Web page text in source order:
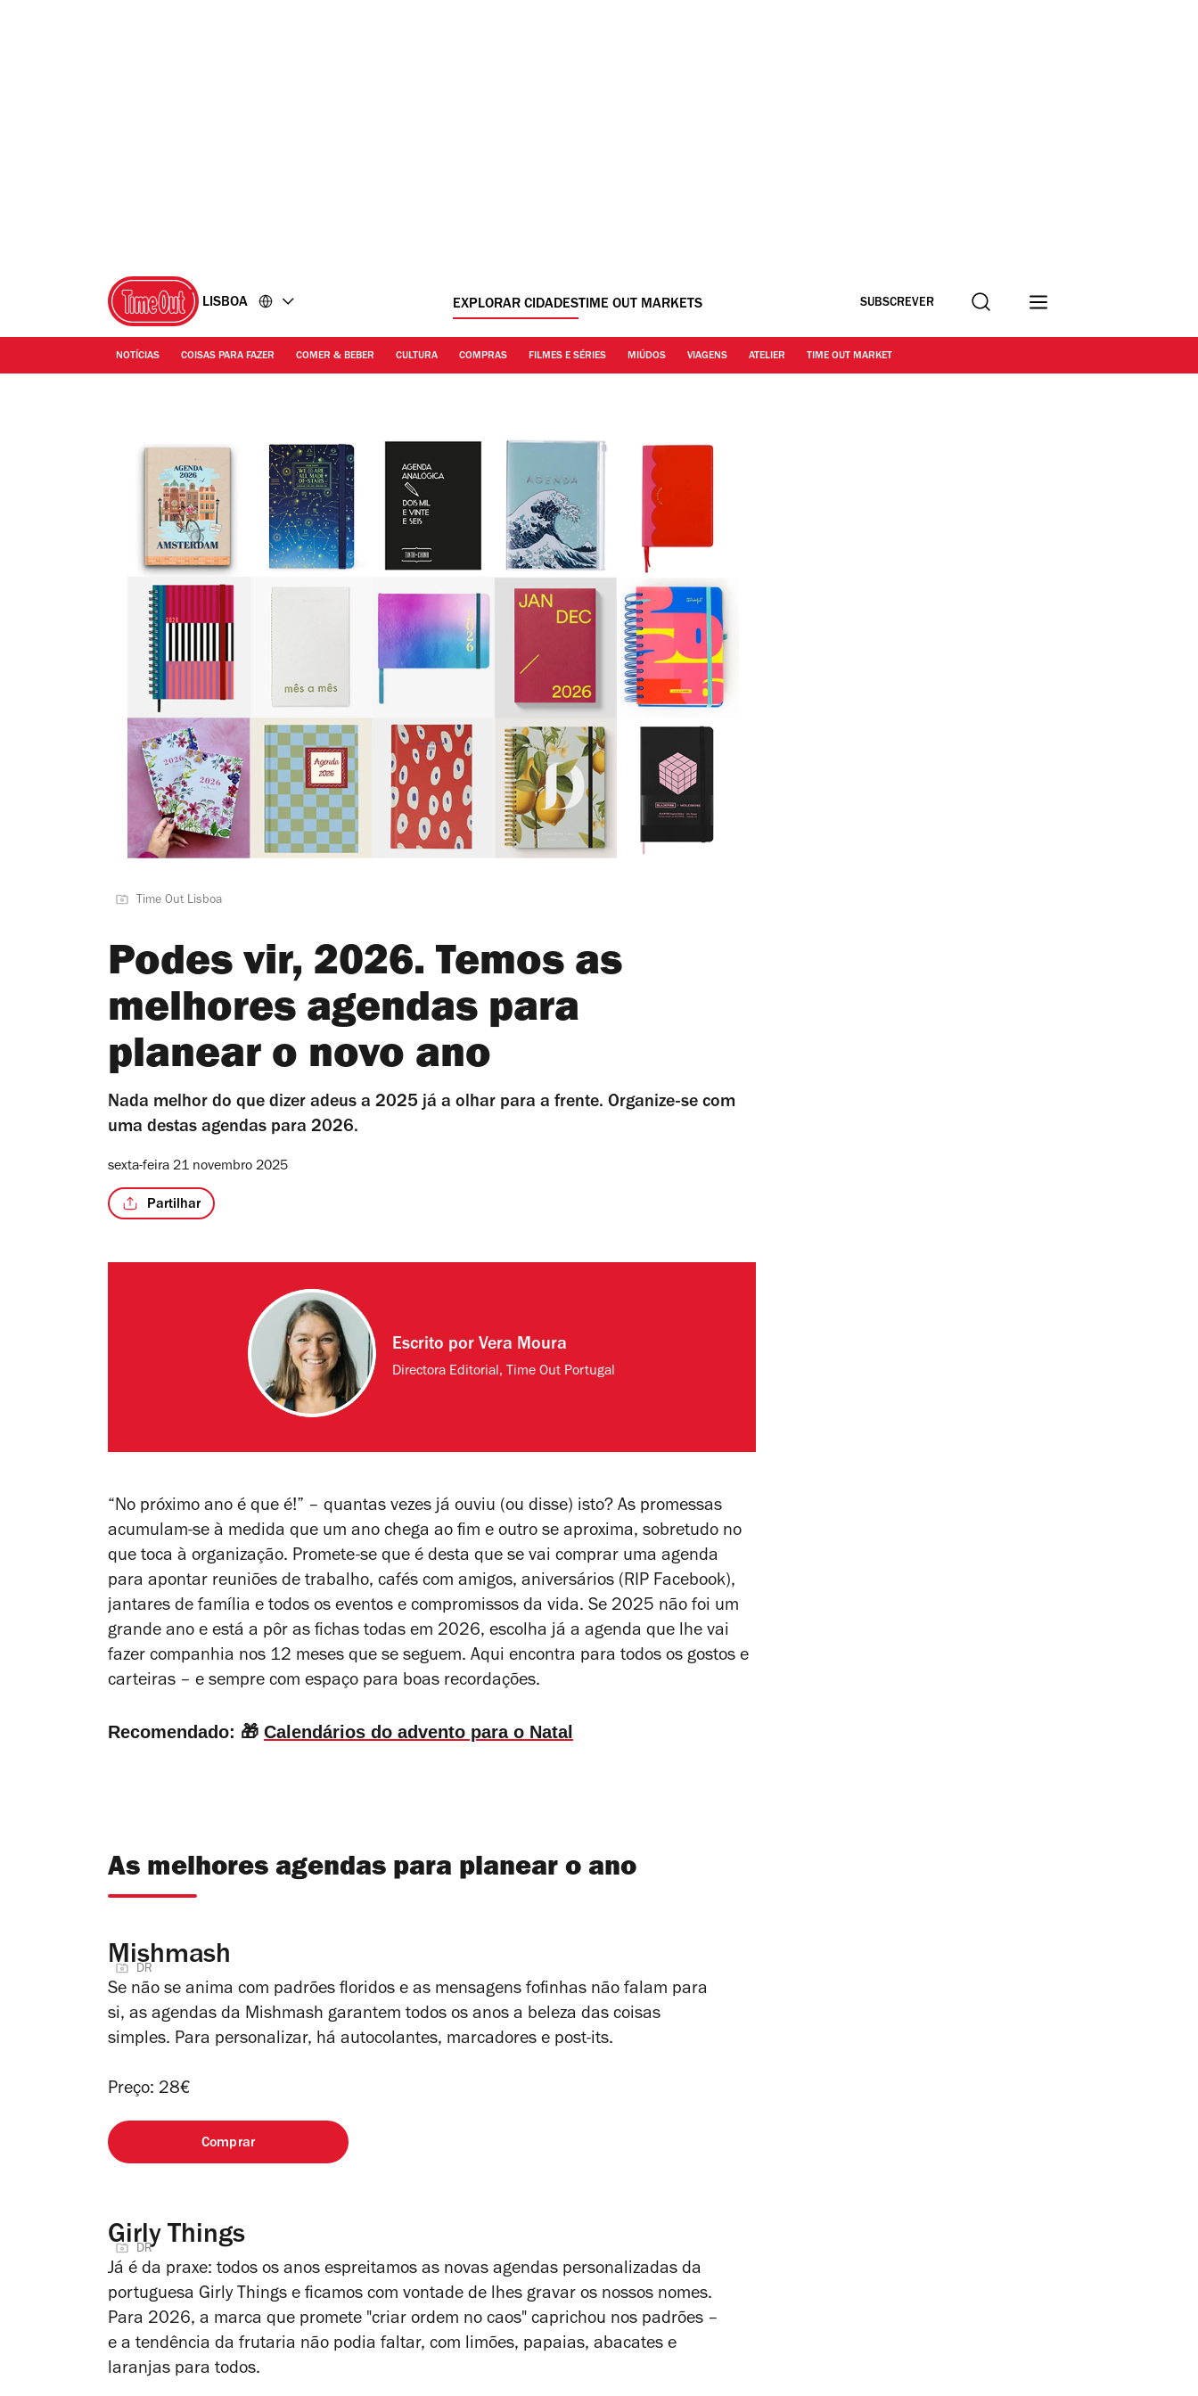
LISBOA EXPLORAR CIDADESTIME OUT MARKETS SUBSCREVER Procurar
NOTÍCIAS COISAS PARA FAZER COMER & BEBER CULTURA COMPRAS FILMES E SÉRIES MIÚDOS VIAGENS ATELIER TIME OUT MARKET
Time Out Lisboa
Podes vir, 2026. Temos as
melhores agendas para
planear o novo ano
Nada melhor do que dizer adeus a 2025 já a olhar para a frente. Organize-se com
uma destas agendas para 2026.
sexta-feira 21 novembro 2025
Partilhar
Escrito por Vera Moura
Directora Editorial, Time Out Portugal
“No próximo ano é que é!” – quantas vezes já ouviu (ou disse) isto? As promessas
acumulam-se à medida que um ano chega ao fim e outro se aproxima, sobretudo no
que toca à organização. Promete-se que é desta que se vai comprar uma agenda
para apontar reuniões de trabalho, cafés com amigos, aniversários (RIP Facebook),
jantares de família e todos os eventos e compromissos da vida. Se 2025 não foi um
grande ano e está a pôr as fichas todas em 2026, escolha já a agenda que lhe vai
fazer companhia nos 12 meses que se seguem. Aqui encontra para todos os gostos e
carteiras – e sempre com espaço para boas recordações.
Recomendado: 🎁 Calendários do advento para o Natal
As melhores agendas para planear o ano
Mishmash
DR
Se não se anima com padrões floridos e as mensagens fofinhas não falam para
si, as agendas da Mishmash garantem todos os anos a beleza das coisas
simples. Para personalizar, há autocolantes, marcadores e post-its.
Preço: 28€
Comprar
Girly Things
DR
Já é da praxe: todos os anos espreitamos as novas agendas personalizadas da
portuguesa Girly Things e ficamos com vontade de lhes gravar os nossos nomes.
Para 2026, a marca que promete "criar ordem no caos" caprichou nos padrões –
e a tendência da frutaria não podia faltar, com limões, papaias, abacates e
laranjas para todos.